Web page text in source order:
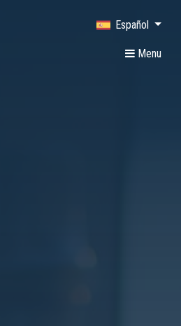
Menu
Español